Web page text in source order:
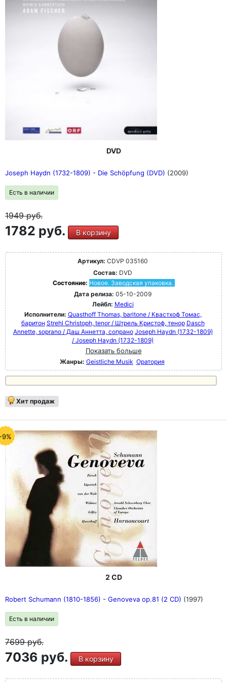
DVD
Joseph Haydn (1732-1809) - Die Schöpfung (DVD) (2009)
Есть в наличии
1949руб.
1782 руб. В корзину
Артикул: CDVP 035160
Состав: DVD
Состояние: Новое. Заводская упаковка.
Дата релиза: 05-10-2009
Лейбл: Medici
Исполнители: Quasthoff Thomas, baritone / Квастхоф Томас,
баритон Strehl Christoph, tenor / Штрель Кристоф, тенор Dasch
Annette, soprano / Даш Аннетта, сопрано Joseph Haydn (1732-1809)
/ Joseph Haydn (1732-1809)
Показать больше
Жанры: Geistliche Musik Оратория
Хит продаж
9%
2 CD
Robert Schumann (1810-1856) - Genoveva op.81 (2 CD) (1997)
Есть в наличии
7699руб.
7036 руб. В корзину